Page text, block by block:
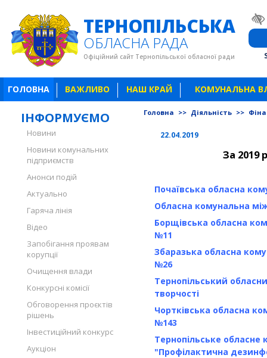
ТЕРНОПІЛЬСЬКА
ОБЛАСНА РАДА
Офіційний сайт Тернопільської обласної ради
ГОЛОВНА ВАЖЛИВО НАШ КРАЙ КОМУНАЛЬНА
ІНФОРМУЄМО
Новини
Новини комунальних
підприємств
Анонси подій
Актуально
Гаряча лінія
Відео
Запобігання проявам
корупції
Очищення влади
Конкурсні комісії
Обговорення проєктів
рішень
Інвестиційний конкурс
Аукціон
Головна >> Діяльність >>
22.04.2019
За 2019
Почаївська обласна
Обласна комунальна
Борщівська обласна
№11
Збаразька обласна
№26
Тернопільський
творчості
Чортківська обласна
№143
Тернопільське
"Профілактична